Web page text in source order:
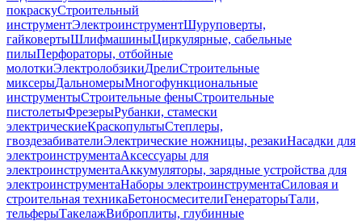
покраскуСтроительный
инструментЭлектроинструментШуруповерты,
гайковертыШлифмашиныЦиркулярные, сабельные
пилыПерфораторы, отбойные
молоткиЭлектролобзикиДрелиСтроительные
миксерыДальномерыМногофункциональные
инструментыСтроительные феныСтроительные
пистолетыФрезерыРубанки, стамески
электрическиеКраскопультыСтеплеры,
гвоздезабивателиЭлектрические ножницы, резакиНасадки для
электроинструментаАксессуары для
электроинструментаАккумуляторы, зарядные устройства для
электроинструментаНаборы электроинструментаСиловая и
строительная техникаБетоносмесителиГенераторыТали,
тельферыТакелажВиброплиты, глубинные